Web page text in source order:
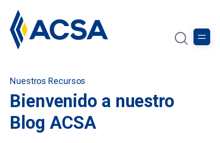
Nuestros Recursos
Bienvenido a nuestro
Blog ACSA